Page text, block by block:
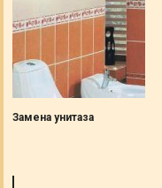
Замена унитаза